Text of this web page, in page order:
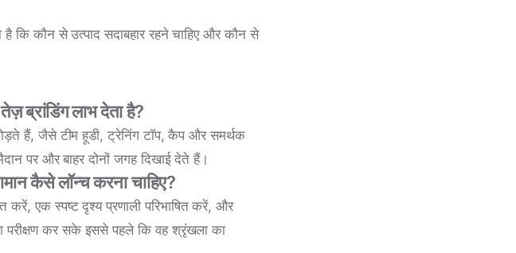
कौन से उत्पाद सदाबहार रहने चाहिए और कौन से
ब्रांडिंग लाभ देता है?
हैं, जैसे टीम हूडी, ट्रेनिंग टॉप, कैप और समर्थक
पर और बाहर दोनों जगह दिखाई देते हैं।
कैसे लॉन्च करना चाहिए?
एक स्पष्ट दृश्य प्रणाली परिभाषित करें, और
परीक्षण कर सके इससे पहले कि वह श्रृंखला का